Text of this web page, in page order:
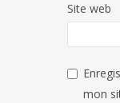
Site web
mon